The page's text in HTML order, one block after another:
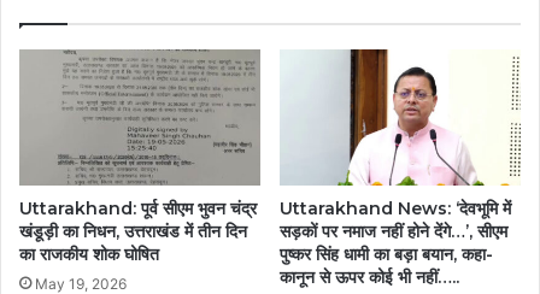
Uttarakhand: पूर्व सीएम भुवन चंद्र
खंडूड़ी का निधन, उत्तराखंड में तीन दिन
का राजकीय शोक घोषित
May 19, 2026
Uttarakhand News: ‘देवभूमि में
सड़कों पर नमाज नहीं होने देंगे…’, सीएम
पुष्कर सिंह धामी का बड़ा बयान, कहा-
कानून से ऊपर कोई भी नहीं…..